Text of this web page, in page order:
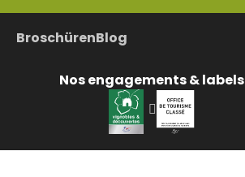
BroschürenBlog
Nos engagements & labels